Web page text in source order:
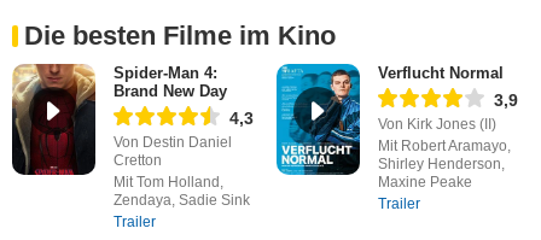
Die besten Filme im Kino
Spider-Man 4:
Brand New Day
4,3
Von Destin Daniel
Cretton
Mit Tom Holland,
Zendaya, Sadie Sink
Trailer
Verflucht Normal
3,9
Von Kirk Jones (II)
Mit Robert Aramayo,
Shirley Henderson,
Maxine Peake
Trailer